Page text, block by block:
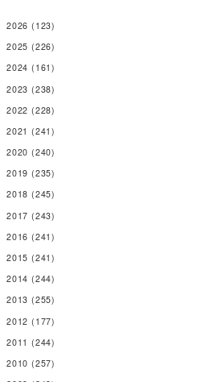
2026 (123)
2025 (226)
2024 (161)
2023 (238)
2022 (228)
2021 (241)
2020 (240)
2019 (235)
2018 (245)
2017 (243)
2016 (241)
2015 (241)
2014 (244)
2013 (255)
2012 (177)
2011 (244)
2010 (257)